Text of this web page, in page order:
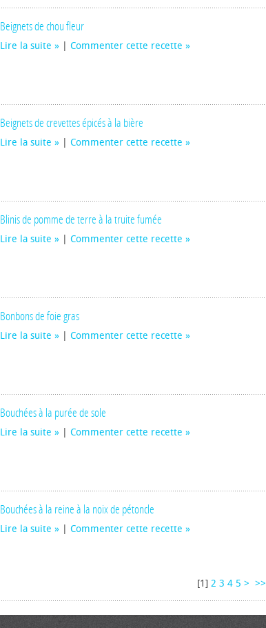
Beignets de chou fleur
Lire la suite Commenter cette recette
Beignets de crevettes épicés à la bière
Lire la suite Commenter cette recette
Blinis de pomme de terre à la truite fumée
Lire la suite Commenter cette recette
Bonbons de foie gras
Lire la suite Commenter cette recette
Bouchées à la purée de sole
Lire la suite Commenter cette recette
Bouchées à la reine à la noix de pétoncle
Lire la suite Commenter cette recette
[1] 2 3 4 5 > >>